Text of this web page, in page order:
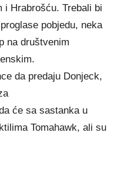
i Hrabrošću. Trebali bi
pobjedu, neka
na društvenim
da predaju Donjeck,
će sa sastanka u
Tomahawk, ali su